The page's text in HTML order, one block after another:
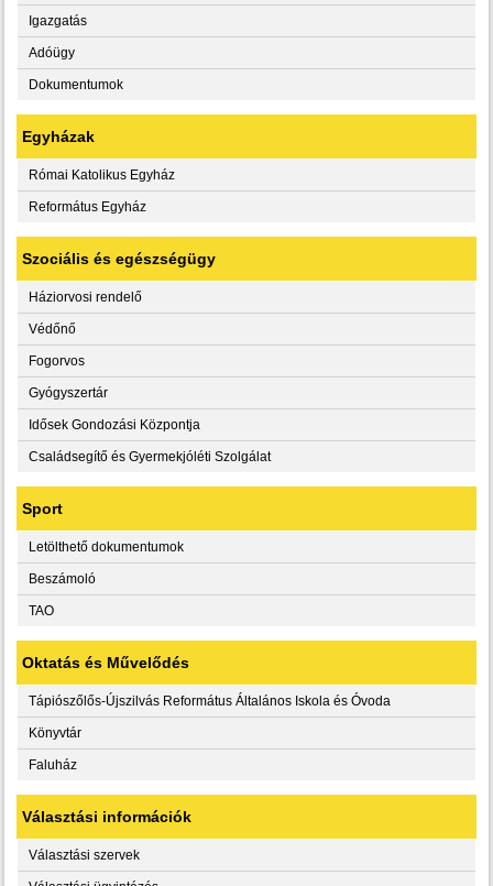
Igazgatás
Adóügy
Dokumentumok
Egyházak
Római Katolikus Egyház
Református Egyház
Szociális és egészségügy
Háziorvosi rendelő
Védőnő
Fogorvos
Gyógyszertár
Idősek Gondozási Központja
Családsegítő és Gyermekjóléti Szolgálat
Sport
Letölthető dokumentumok
Beszámoló
TAO
Oktatás és Művelődés
Tápiószőlős-Újszilvás Református Általános Iskola és Óvoda
Könyvtár
Faluház
Választási információk
Választási szervek